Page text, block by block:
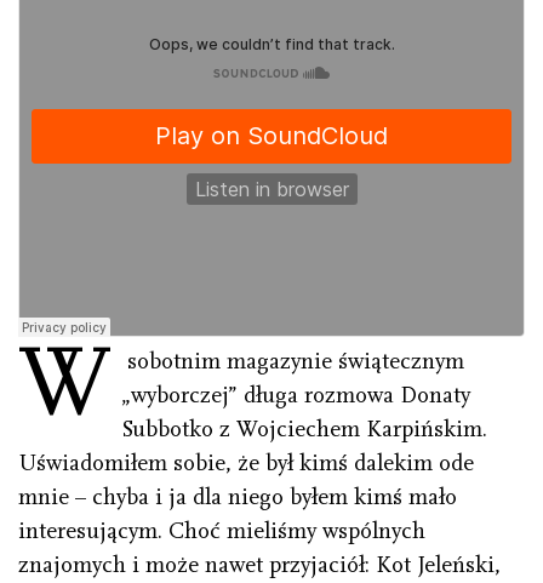
W
sobotnim magazynie świątecznym
„wyborczej” długa rozmowa Donaty
Subbotko z Wojciechem Karpińskim.
Uświadomiłem sobie, że był kimś dalekim ode
mnie – chyba i ja dla niego byłem kimś mało
interesującym. Choć mieliśmy wspólnych
znajomych i może nawet przyjaciół: Kot Jeleński,